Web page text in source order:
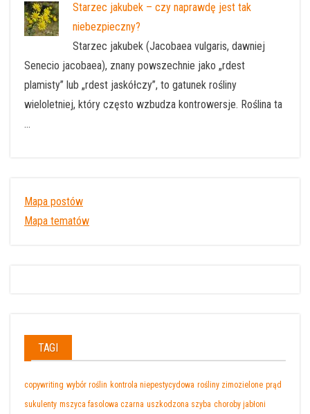
Starzec jakubek – czy naprawdę jest tak
niebezpieczny?
Starzec jakubek (Jacobaea vulgaris, dawniej
Senecio jacobaea), znany powszechnie jako „rdest
plamisty” lub „rdest jaskółczy”, to gatunek rośliny
wieloletniej, który często wzbudza kontrowersje. Roślina ta
…
Mapa postów
Mapa tematów
TAGI
copywriting wybór roślin kontrola niepestycydowa rośliny zimozielone prąd
sukulenty mszyca fasolowa czarna uszkodzona szyba choroby jabłoni